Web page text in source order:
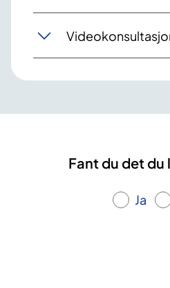
Fant du det
Ja